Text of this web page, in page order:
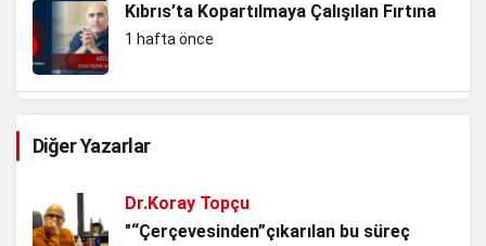
Kıbrıs’ta Kopartılmaya Çalışılan Fırtına
1 hafta önce
3 hafta önce
Avşaroğlu Ömer Halisdemir
Diğer Yazarlar
Dr.Koray Topçu
"“Çerçevesinden”çıkarılan bu süreç